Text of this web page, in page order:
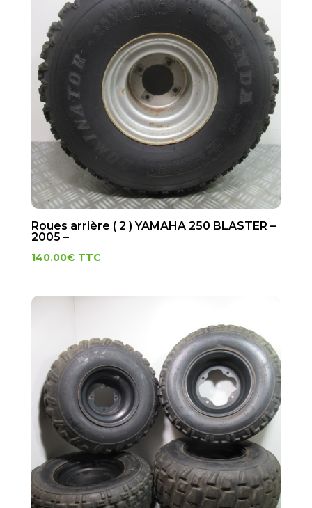
Roues arrière ( 2 ) YAMAHA 250 BLASTER –
2005 –
140.00€ TTC